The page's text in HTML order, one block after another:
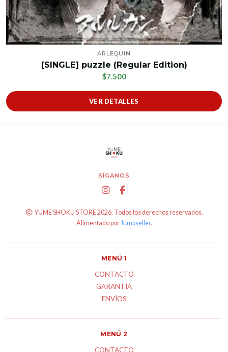
ARLEQUIN
[SINGLE] puzzle (Regular Edition)
$7.500
VER DETALLES
SÍGANOS
YUME SHOKU STORE 2026. Todos los derechos reservados.
Alimentado porJumpseller.
MENÚ 1
CONTACTO
GARANTÍA
ENVÍOS
MENÚ 2
CONTACTO